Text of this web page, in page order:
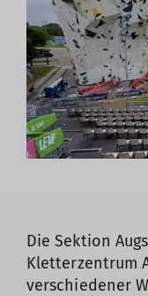
Die Sektion
Kletterzentrum
verschiedener